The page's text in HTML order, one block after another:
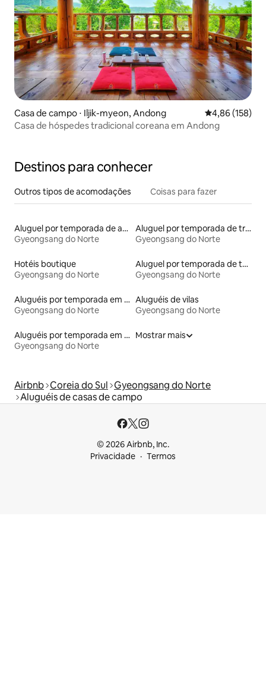
Casa de campo ⋅ Iljik-myeon, Andong 4,86 de uma
4,86 (158)
Casa de hóspedes tradicional coreana em Andong
Destinos para conhecer
Outros tipos de acomodações Coisas para fazer
Aluguel por temporada de apart-hotéis
Gyeongsang do Norte
Aluguel por temporada de trailers
Gyeongsang do Norte
Hotéis boutique
Gyeongsang do Norte
Aluguel por temporada de townhouses
Gyeongsang do Norte
Aluguéis por temporada em resorts
Gyeongsang do Norte
Aluguéis de vilas
Gyeongsang do Norte
Aluguéis por temporada em acampamentos
Gyeongsang do Norte
Mostrar mais
Airbnb Coreia do Sul Gyeongsang do Norte
Aluguéis de casas de campo
© 2026 Airbnb, Inc.
Privacidade
Termos